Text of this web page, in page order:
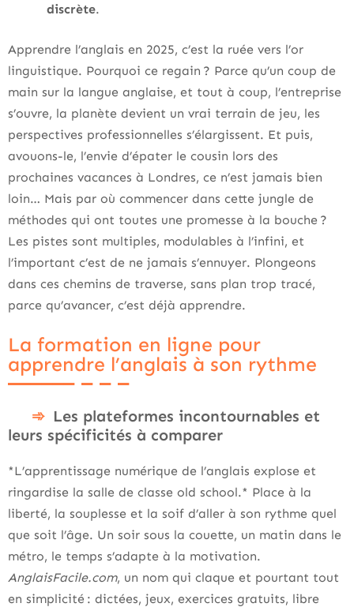
discrète.
Apprendre l’anglais en 2025, c’est la ruée vers l’or
linguistique. Pourquoi ce regain ? Parce qu’un coup de
main sur la langue anglaise, et tout à coup, l’entreprise
s’ouvre, la planète devient un vrai terrain de jeu, les
perspectives professionnelles s’élargissent. Et puis,
avouons-le, l’envie d’épater le cousin lors des
prochaines vacances à Londres, ce n’est jamais bien
loin… Mais par où commencer dans cette jungle de
méthodes qui ont toutes une promesse à la bouche ?
Les pistes sont multiples, modulables à l’infini, et
l’important c’est de ne jamais s’ennuyer. Plongeons
dans ces chemins de traverse, sans plan trop tracé,
parce qu’avancer, c’est déjà apprendre.
La formation en ligne pour
apprendre l’anglais à son rythme
Les plateformes incontournables et
leurs spécificités à comparer
*L’apprentissage numérique de l’anglais explose et
ringardise la salle de classe old school.* Place à la
liberté, la souplesse et la soif d’aller à son rythme quel
que soit l’âge. Un soir sous la couette, un matin dans le
métro, le temps s’adapte à la motivation.
AnglaisFacile.com, un nom qui claque et pourtant tout
en simplicité : dictées, jeux, exercices gratuits, libre